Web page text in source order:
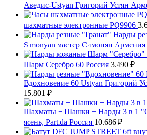
Аведис-Ustyan Григорий Устян
шахматные электронные PQ9906
Нарды
Simonyan мастер Симонян Армения
Шарм Серебро 60 Россия 3.490 ₽
Вдохновение 60 Ustyan Григорий
15.801 ₽
Шахматы + Шашки + Нарды 3 в 1
ясень, Partida Россия 10.686 ₽